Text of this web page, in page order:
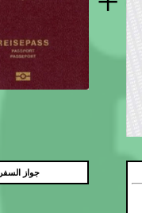
جواز السفر